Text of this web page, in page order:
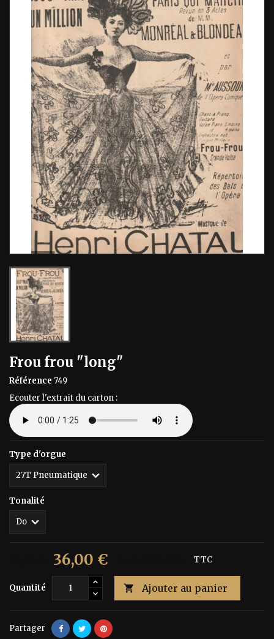
Frou frou "long"
Référence 749
Ecouter l'extrait du carton :
Type d'orgue
Tonalité
36,00 € TTC
Quantité  Ajouter au panier
Partager